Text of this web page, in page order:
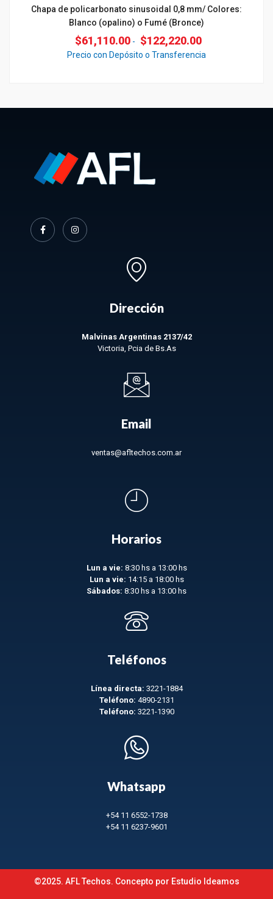
Chapa de policarbonato sinusoidal 0,8 mm/ Colores:
Blanco (opalino) o Fumé (Bronce)
$61,110.00 - $122,220.00
Precio con Depósito o Transferencia
Dirección
Malvinas Argentinas 2137/42
Victoria, Pcia de Bs.As
Email
ventas@afltechos.com.ar
Horarios
Lun a vie: 8:30 hs a 13:00 hs
Lun a vie: 14:15 a 18:00 hs
Sábados: 8:30 hs a 13:00 hs
Teléfonos
Línea directa: 3221-1884
Teléfono: 4890-2131
Teléfono: 3221-1390
Whatsapp
+54 11 6552-1738
+54 11 6237-9601
©2025. AFL Techos. Concepto por Estudio Ideamos